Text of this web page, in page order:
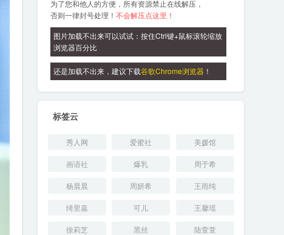
为了您和他人的方便，所有资源禁止在线解压，
否则一律封号处理！ 不会解压点这里！
图片加载不出来可以试试：按住Ctrl键+鼠标滚轮缩放
浏览器百分比
还是加载不出来，建议下载谷歌Chrome浏览器 ！
标签云
秀人网 爱蜜社 美媛馆
画语社 爆乳 周于希
杨晨晨 周妍希 王雨纯
绮里嘉 可儿 王馨瑶
徐莉芝 黑丝 陆萱萱